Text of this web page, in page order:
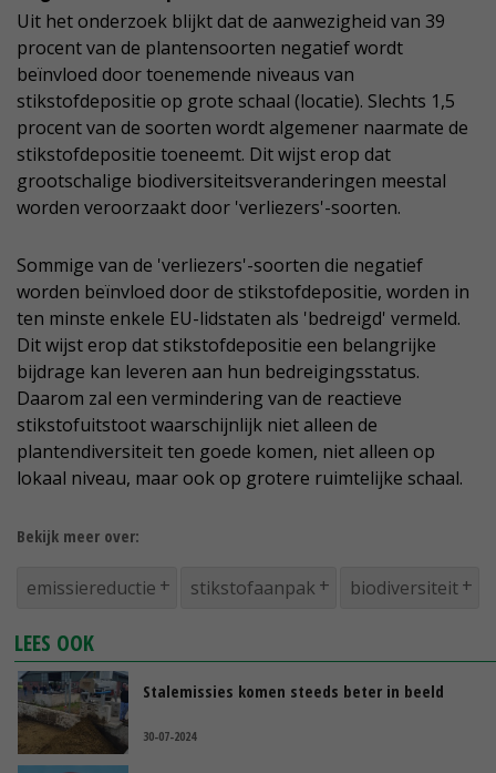
Uit het onderzoek blijkt dat de aanwezigheid van 39
procent van de plantensoorten negatief wordt
beïnvloed door toenemende niveaus van
stikstofdepositie op grote schaal (locatie). Slechts 1,5
procent van de soorten wordt algemener naarmate de
stikstofdepositie toeneemt. Dit wijst erop dat
grootschalige biodiversiteitsveranderingen meestal
worden veroorzaakt door 'verliezers'-soorten.
Sommige van de 'verliezers'-soorten die negatief
worden beïnvloed door de stikstofdepositie, worden in
ten minste enkele EU-lidstaten als 'bedreigd' vermeld.
Dit wijst erop dat stikstofdepositie een belangrijke
bijdrage kan leveren aan hun bedreigingsstatus.
Daarom zal een vermindering van de reactieve
stikstofuitstoot waarschijnlijk niet alleen de
plantendiversiteit ten goede komen, niet alleen op
lokaal niveau, maar ook op grotere ruimtelijke schaal.
Bekijk meer over:
emissiereductie stikstofaanpak biodiversiteit
LEES OOK
Stalemissies komen steeds beter in beeld
30-07-2024